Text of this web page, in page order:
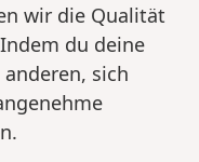
wir die Qualität
du deine
sich